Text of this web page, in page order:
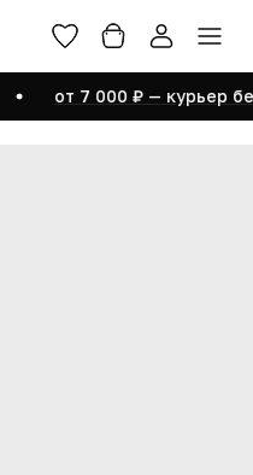
от 7 000 ₽ — курьер